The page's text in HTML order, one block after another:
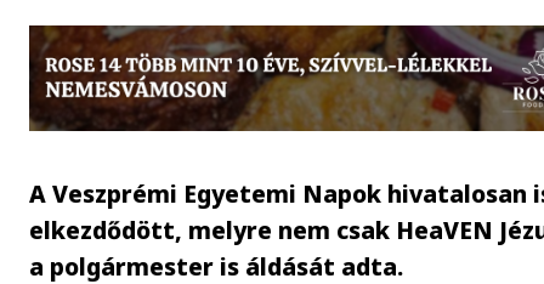
A Veszprémi Egyetemi Napok hivatalosan
elkezdődött, melyre nem csak HeaVEN
a polgármester is áldását adta.